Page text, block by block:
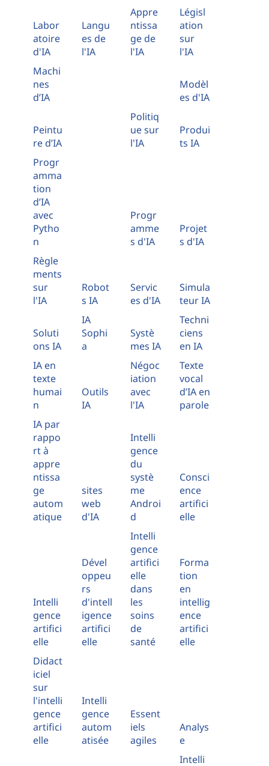
Labor
atoire
d'IA
Langu
es de
l'IA
Appre
ntissa
ge de
l'IA
Législ
ation
sur
l'IA
Machi
nes
d’IA
Modèl
es d'IA
Peintu
re d’IA
Politiq
ue sur
l'IA
Produi
ts IA
Progr
amma
tion
d’IA
avec
Pytho
n
Progr
amme
s d'IA
Projet
s d'IA
Règle
ments
sur
l'IA
Robot
s IA
Servic
es d'IA
Simula
teur IA
Soluti
ons IA
IA
Sophi
a
Systè
mes IA
Techni
ciens
en IA
IA en
texte
humai
n
Outils
IA
Négoc
iation
avec
l'IA
Texte
vocal
d’IA en
parole
IA par
rappo
rt à
appre
ntissa
ge
autom
atique
sites
web
d'IA
Intelli
gence
du
systè
me
Androi
d
Consci
ence
artifici
elle
Intelli
gence
artifici
elle
Dével
oppeu
rs
d'intell
igence
artifici
elle
Intelli
gence
artifici
elle
dans
les
soins
de
santé
Forma
tion
en
intellig
ence
artifici
elle
Didact
iciel
sur
l'intelli
gence
artifici
elle
Intelli
gence
autom
atisée
Essent
iels
agiles
Analys
e
Intelli